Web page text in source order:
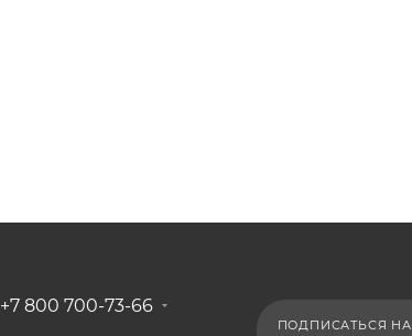
+7 800 700-73-66
ПОДПИСАТЬСЯ НА